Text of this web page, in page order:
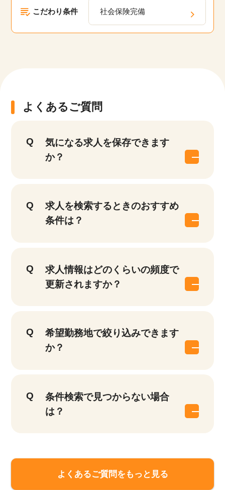
こだわり条件 社会保険完備
よくあるご質問
気になる求人を保存できます
か？
求人を検索するときのおすすめ
条件は？
求人情報はどのくらいの頻度で
更新されますか？
希望勤務地で絞り込みできます
か？
条件検索で見つからない場合
は？
よくあるご質問をもっと見る
17,033 件